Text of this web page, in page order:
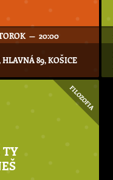
— 20:00
89, KOŠICE
FILOZOFIA
TY